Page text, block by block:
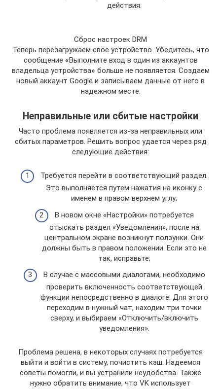
действия.
Сброс настроек DRM
Теперь перезагружаем свое устройство. Убедитесь, что
сообщение «Выполните вход в один из аккаунтов
владельца устройства» больше не появляется. Создаем
новый аккаунт Google и записываем данные от него в
надежном месте.
Неправильные или сбитые настройки
Часто проблема появляется из-за неправильных или
сбитых параметров. Решить вопрос удается через ряд
следующие действия:
Требуется перейти в соответствующий раздел.
Это выполняется путем нажатия на иконку с
именем в правом верхнем углу;
В новом окне «Настройки» потребуется
отыскать раздел «Уведомления», после на
центральном экране возникнут ползунки. Они
должны быть в правом положении. Если это не
так, исправьте;
В случае с массовыми диалогами, необходимо
проверить включенность соответствующей
функции непосредственно в диалоге. Для этого
переходим в нужный чат, находим три точки
сверху, и выбираем «Отключить/включить
уведомления».
Проблема решена, в некоторых случаях потребуется
выйти и войти в систему, почистить кэш. Надеемся
советы помогли, и вы устранили неудобства. Также
нужно обратить внимание, что VK использует